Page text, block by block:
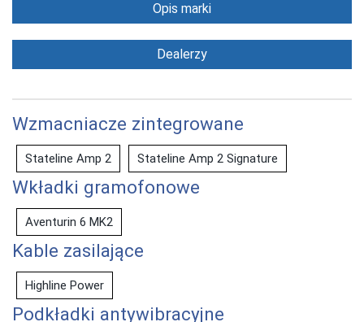
Opis marki
Dealerzy
Wzmacniacze zintegrowane
Stateline Amp 2 Stateline Amp 2 Signature
Wkładki gramofonowe
Aventurin 6 MK2
Kable zasilające
Highline Power
Podkładki antywibracyjne